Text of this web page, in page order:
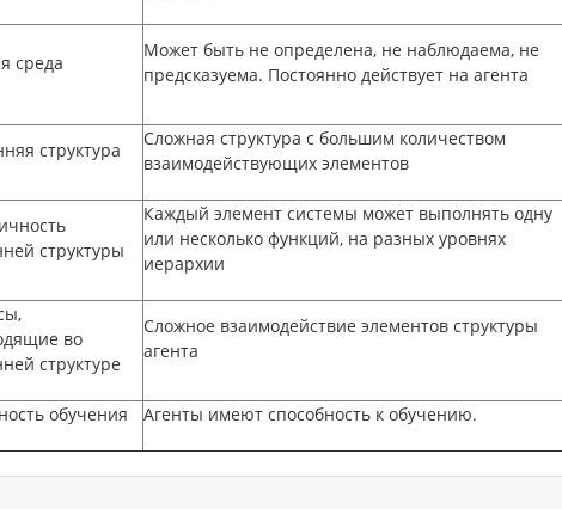
среда
Может быть не определена, не наблюдаема, не
предсказуема. Постоянно действует на агента
структура
Сложная структура с большим количеством
взаимодействующих элементов
структуры
Каждый элемент системы может выполнять одну
или несколько функций, на разных уровнях
иерархии
во
структуре
Сложное взаимодействие элементов структуры
агента
обучения Агенты имеют способность к обучению.